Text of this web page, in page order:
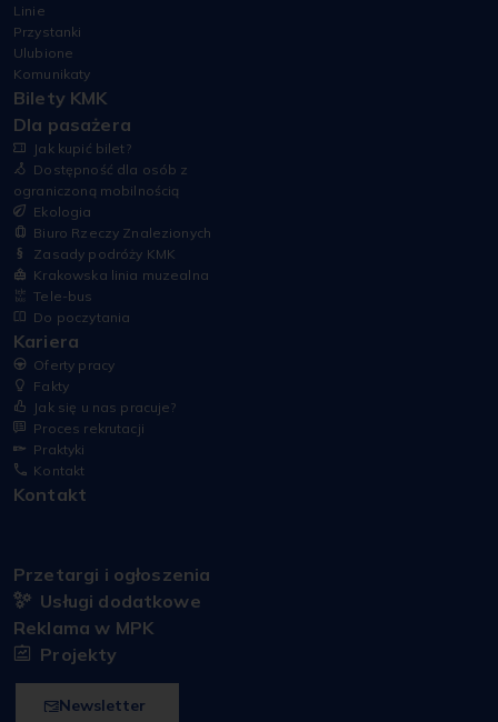
Linie
Przystanki
Ulubione
Komunikaty
Bilety KMK
Dla pasażera
Jak kupić bilet?
Dostępność dla osób z
ograniczoną mobilnością
Ekologia
Biuro Rzeczy Znalezionych
Zasady podróży KMK
Krakowska linia muzealna
Tele-bus
Do poczytania
Kariera
Oferty pracy
Fakty
Jak się u nas pracuje?
Proces rekrutacji
Praktyki
Kontakt
Kontakt
Przetargi i ogłoszenia
Usługi dodatkowe
Reklama w MPK
Projekty
Newsletter